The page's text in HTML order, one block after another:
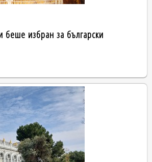
беше избран за български